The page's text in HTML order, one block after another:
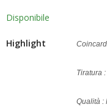
Disponibile
Highlight
Tiratura
Qualità :